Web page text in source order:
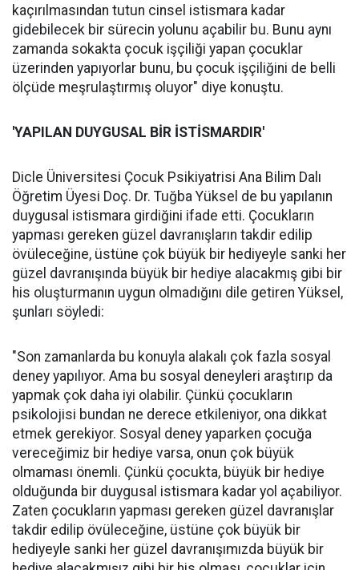
kaçırılmasından tutun cinsel istismara kadar
gidebilecek bir sürecin yolunu açabilir bu. Bunu aynı
zamanda sokakta çocuk işçiliği yapan çocuklar
üzerinden yapıyorlar bunu, bu çocuk işçiliğini de belli
ölçüde meşrulaştırmış oluyor" diye konuştu.
'YAPILAN DUYGUSAL BİR İSTİSMARDIR'
Dicle Üniversitesi Çocuk Psikiyatrisi Ana Bilim Dalı
Öğretim Üyesi Doç. Dr. Tuğba Yüksel de bu yapılanın
duygusal istismara girdiğini ifade etti. Çocukların
yapması gereken güzel davranışların takdir edilip
övüleceğine, üstüne çok büyük bir hediyeyle sanki her
güzel davranışında büyük bir hediye alacakmış gibi bir
his oluşturmanın uygun olmadığını dile getiren Yüksel,
şunları söyledi:
"Son zamanlarda bu konuyla alakalı çok fazla sosyal
deney yapılıyor. Ama bu sosyal deneyleri araştırıp da
yapmak çok daha iyi olabilir. Çünkü çocukların
psikolojisi bundan ne derece etkileniyor, ona dikkat
etmek gerekiyor. Sosyal deney yaparken çocuğa
vereceğimiz bir hediye varsa, onun çok büyük
olmaması önemli. Çünkü çocukta, büyük bir hediye
olduğunda bir duygusal istismara kadar yol açabiliyor.
Zaten çocukların yapması gereken güzel davranışlar
takdir edilip övüleceğine, üstüne çok büyük bir
hediyeyle sanki her güzel davranışımızda büyük bir